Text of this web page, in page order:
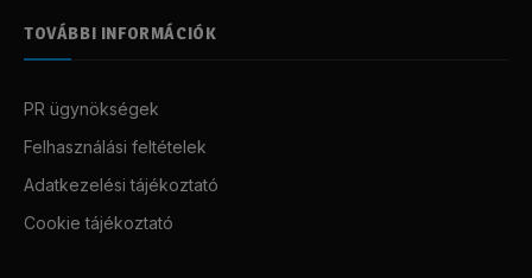
TOVÁBBI INFORMÁCIÓK
PR ügynökségek
Felhasználási feltételek
Adatkezelési tájékoztató
Cookie tájékoztató